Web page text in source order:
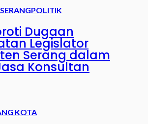
POLITIK
Dugaan
Legislator
Serang dalam
Konsultan
KOTA